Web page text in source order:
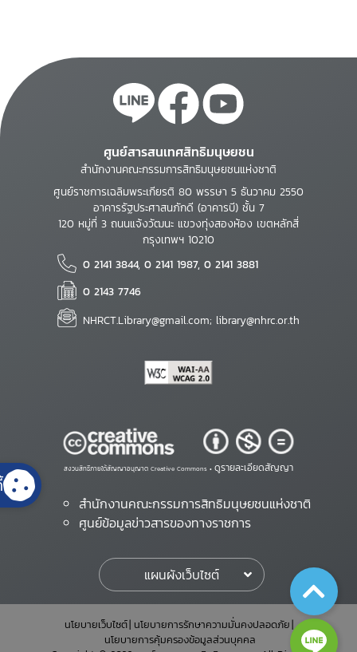
ศูนย์สารสนเทศสิทธิมนุษยชน
สำนักงานคณะกรรมการสิทธิมนุษยชนแห่งชาติ
ศูนย์ราชการเฉลิมพระเกียรติ 80 พรรษา 5 ธันวาคม 2550
อาคารรัฐประศาสนภักดี (อาคารบี) ชั้น 7
120 หมู่ที่ 3 ถนนแจ้งวัฒนะ แขวงทุ่งสองห้อง เขตหลักสี่
กรุงเทพฯ 10210
0 2141 3844, 0 2141 1987, 0 2141 3881
0 2143 7746
NHRCT.Library@gmail.com; library@nhrc.or.th
สงวนสิทธิ์ภายใต้สัญญาอนุญาต Creative Commons • ดูรายละเอียดสัญญา
สำนักงานคณะกรรมการสิทธิมนุษยชนแห่งชาติ
ศูนย์ข้อมูลข่าวสารของทางราชการ
แผนผังเว็บไซต์
นโยบายเว็บไซต์ นโยบายการรักษาความมั่นคงปลอดภัย
นโยบายการคุ้มครองข้อมูลส่วนบุคคล